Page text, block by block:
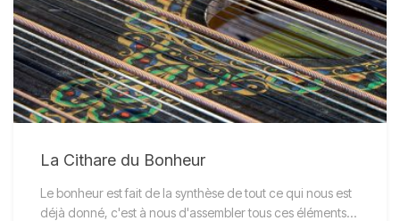
La Cithare du Bonheur
Le bonheur est fait de la synthèse de tout ce qui nous est
déjà donné, c'est à nous d'assembler tous ces éléments…